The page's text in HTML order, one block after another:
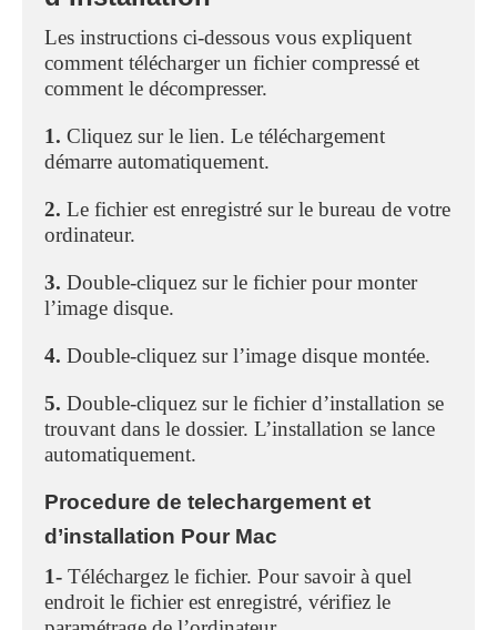
Les instructions ci-dessous vous expliquent
comment télécharger un fichier compressé et
comment le décompresser.
1. Cliquez sur le lien. Le téléchargement
démarre automatiquement.
2. Le fichier est enregistré sur le bureau de votre
ordinateur.
3. Double-cliquez sur le fichier pour monter
l’image disque.
4. Double-cliquez sur l’image disque montée.
5. Double-cliquez sur le fichier d’installation se
trouvant dans le dossier. L’installation se lance
automatiquement.
Procedure de telechargement et
d’installation Pour Mac
1- Téléchargez le fichier. Pour savoir à quel
endroit le fichier est enregistré, vérifiez le